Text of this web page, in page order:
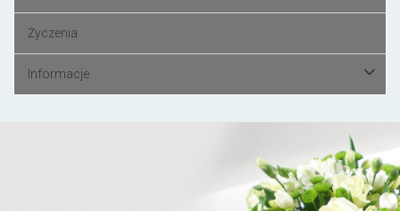
Życzenia
Informacje